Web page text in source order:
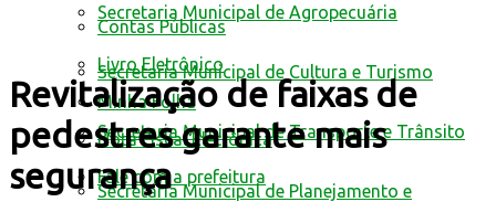
Contas Públicas
Livro Eletrônico
Minha Folha
Nota Fiscal Eletrônica
Fale com a prefeitura
Secretaria Municipal de Agropecuária
Secretaria Municipal de Cultura e Turismo
Secretaria Municipal de Transporte e Trânsito
Secretaria Municipal de Planejamento e
Revitalização de faixas de
pedestres garante mais
segurança